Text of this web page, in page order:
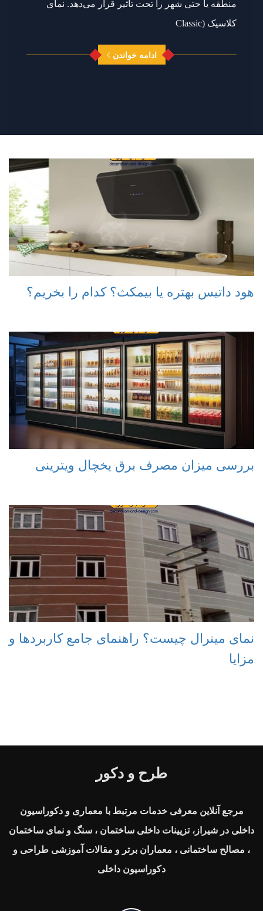
منطقه یا حتی شهر را تحت تأثیر قرار می‌دهد. نمای
کلاسیک (Classic
ادامه خواندن
هود داتیس بهتره یا بیمکث؟ کدام را بخریم؟
بررسی میزان مصرف برق یخچال ویترینی
نمای مینرال چیست؟ راهنمای جامع کاربردها و
مزایا
طرح و دکور
مرجع آنلاین معرفی خدمات مرتبط با معماری و دکوراسیون
داخلی در شیراز، تزیینات داخلی ساختمان ، سنگ و نمای ساختمان
، مصالح ساختمانی ، معماران برتر و مقالات آموزشی طراحی و
دکوراسیون داخلی